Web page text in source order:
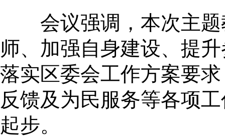
会议强调，本次主题
师、加强自身建设、提
落实区委会工作方案要
反馈及为民服务等各项
起步。